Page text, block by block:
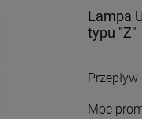
Lampa
typu "Z"
Moc